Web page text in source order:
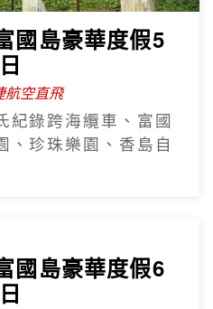
國島豪華度假5
日
航空直飛
紀錄跨海纜車、富國
、珍珠樂園、香島自
國島豪華度假6
日